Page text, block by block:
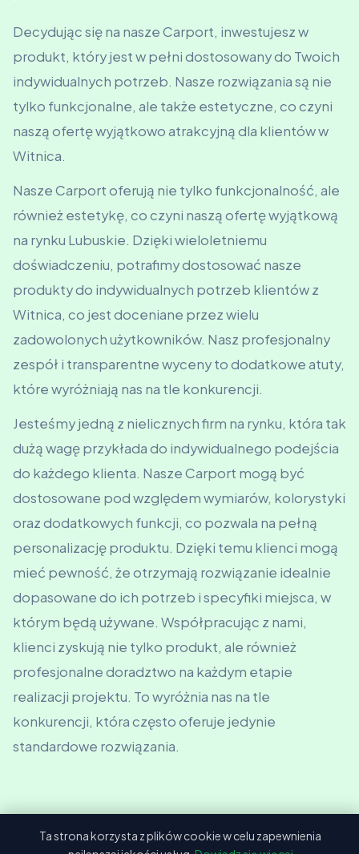
Decydując się na nasze Carport, inwestujesz w
produkt, który jest w pełni dostosowany do Twoich
indywidualnych potrzeb. Nasze rozwiązania są nie
tylko funkcjonalne, ale także estetyczne, co czyni
naszą ofertę wyjątkowo atrakcyjną dla klientów w
Witnica.
Nasze Carport oferują nie tylko funkcjonalność, ale
również estetykę, co czyni naszą ofertę wyjątkową
na rynku Lubuskie. Dzięki wieloletniemu
doświadczeniu, potrafimy dostosować nasze
produkty do indywidualnych potrzeb klientów z
Witnica, co jest doceniane przez wielu
zadowolonych użytkowników. Nasz profesjonalny
zespół i transparentne wyceny to dodatkowe atuty,
które wyróżniają nas na tle konkurencji.
Jesteśmy jedną z nielicznych firm na rynku, która tak
dużą wagę przykłada do indywidualnego podejścia
do każdego klienta. Nasze Carport mogą być
dostosowane pod względem wymiarów, kolorystyki
oraz dodatkowych funkcji, co pozwala na pełną
personalizację produktu. Dzięki temu klienci mogą
mieć pewność, że otrzymają rozwiązanie idealnie
dopasowane do ich potrzeb i specyfiki miejsca, w
którym będą używane. Współpracując z nami,
klienci zyskują nie tylko produkt, ale również
profesjonalne doradztwo na każdym etapie
realizacji projektu. To wyróżnia nas na tle
konkurencji, która często oferuje jedynie
standardowe rozwiązania.
Ta strona korzysta z plików cookie w celu zapewnienia